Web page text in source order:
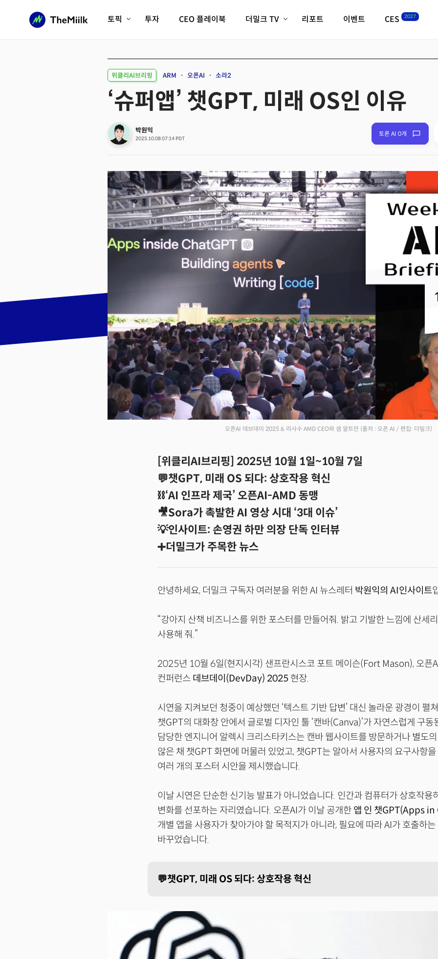
토픽
피지컬AI/로봇
AX비즈니스혁명
디지털자산
미래 교육/직업
전체 기사 보기
투자 CEO 플레이북 더밀크 TV
크리스의 뉴욕 시그널
리포트 이벤트 CES 2027
필드 가이드
CES2027 with
위클리AI브리핑 ARM 오픈AI 소라2
‘슈퍼앱’ 챗GPT, 미래 OS인 이유
박원익
2025.10.08 07:14 PDT
토론 AI 0개
Twitter
기사링크 복사
오픈AI 데브데이 2025 & 리사수 AMD CEO와 샘 알트만 (출처 : 오픈 AI / 편집: 더밀크)
[위클리AI브리핑] 2025년 10월 1일~10월 7일
💬챗GPT, 미래 OS 되다: 상호작용 혁신
⛓️‘AI 인프라 제국’ 오픈AI-AMD 동맹
🎥Sora가 촉발한 AI 영상 시대 ‘3대 이슈’
💡인사이트: 손영권 하만 의장 단독 인터뷰
➕더밀크가 주목한 뉴스
안녕하세요, 더밀크 구독자 여러분을 위한 AI 뉴스레터 박원익의 AI인사이트
“강아지 산책 비즈니스를 위한 포스터를 만들어줘. 밝고 기발한 느낌에 산세
사용해 줘.”
2025년 10월 6일(현지시각) 샌프란시스코 포트 메이슨(Fort Mason), 오픈
컨퍼런스 데브데이(DevDay) 2025 현장.
시연을 지켜보던 청중이 예상했던 ‘텍스트 기반 답변’ 대신 놀라운 광경이 펼
챗GPT의 대화창 안에서 글로벌 디자인 툴 ‘캔바(Canva)’가 자연스럽게 구동
담당한 엔지니어 알렉시 크리스타키스는 캔바 웹사이트를 방문하거나 별도
않은 채 챗GPT 화면에 머물러 있었고, 챗GPT는 알아서 사용자의 요구사항
여러 개의 포스터 시안을 제시했습니다.
이날 시연은 단순한 신기능 발표가 아니었습니다. 인간과 컴퓨터가 상호작용
변화를 선포하는 자리였습니다. 오픈AI가 이날 공개한 앱 인 챗GPT(Apps
개별 앱을 사용자가 찾아가야 할 목적지가 아니라, 필요에 따라 AI가 호출하
바꾸었습니다.
💬챗GPT, 미래 OS 되다: 상호작용 혁신